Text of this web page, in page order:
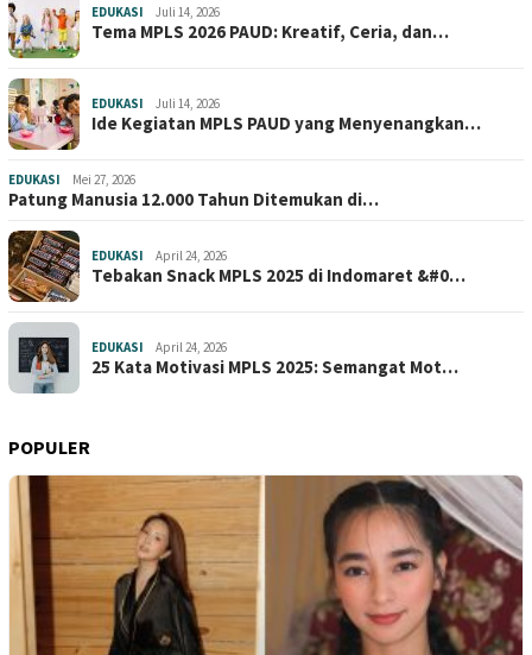
EDUKASI Juli 14, 2026
Tema MPLS 2026 PAUD: Kreatif, Ceria, dan…
EDUKASI Juli 14, 2026
Ide Kegiatan MPLS PAUD yang Menyenangkan…
EDUKASI Mei 27, 2026
Patung Manusia 12.000 Tahun Ditemukan di…
EDUKASI April 24, 2026
Tebakan Snack MPLS 2025 di Indomaret &#0…
EDUKASI April 24, 2026
25 Kata Motivasi MPLS 2025: Semangat Mot…
POPULER